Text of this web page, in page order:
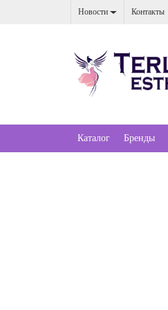
Новости Контакты
Каталог Бренды